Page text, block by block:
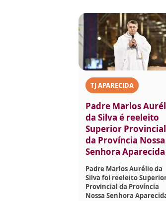
TJ APARECIDA
Padre Marlos
da Silva é reeleito
Superior Provincial
da Província Nossa
Senhora Aparecida
Padre Marlos Aurélio da
Silva foi reeleito
Provincial da Província
Nossa Senhora